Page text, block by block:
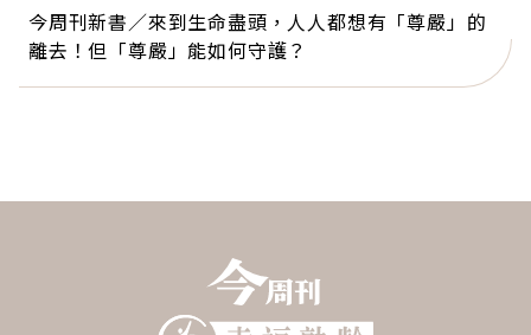
今周刊新書／來到生命盡頭，人人都想有「尊嚴」的
離去！但「尊嚴」能如何守護？